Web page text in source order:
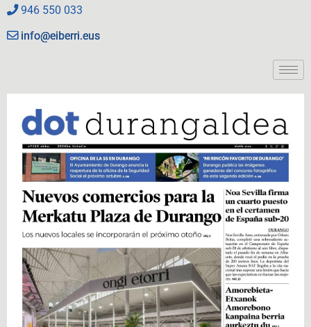
946 550 033
info@eiberri.eus